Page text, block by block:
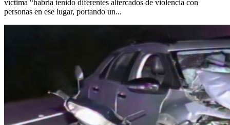
víctima “habría tenido diferentes altercados de violencia con
personas en ese lugar, portando un...